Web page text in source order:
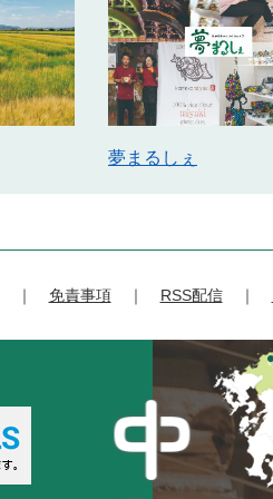
夢まるしぇ
免責事項 RSS配信